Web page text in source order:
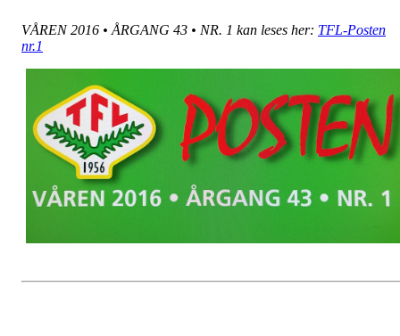
VÅREN 2016 • ÅRGANG 43 • NR. 1 kan leses her: TFL-Posten
nr.1